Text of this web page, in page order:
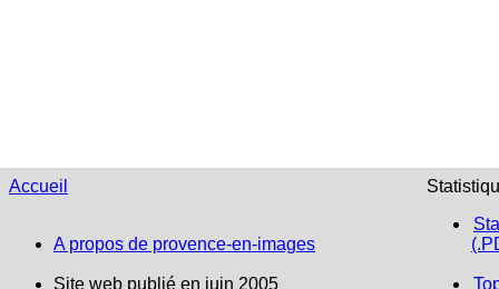
Accueil
A propos de provence-en-images
Site web publié en juin 2005